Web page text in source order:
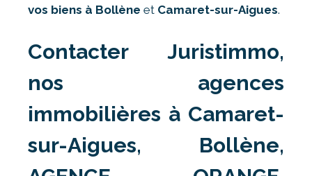
vos biens à Bollène et Camaret-sur-Aigues.
Contacter Juristimmo,
nos agences
immobilières à Camaret-
sur-Aigues, Bollène,